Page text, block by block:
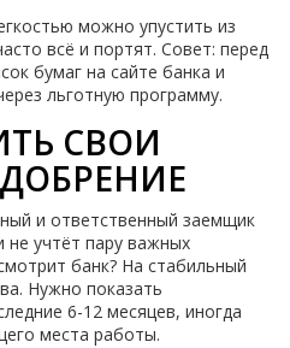
можно упустить из
всё и портят. Совет: перед
бумаг на сайте банка и
льготную программу.
СВОИ
и ответственный заемщик
не учтёт пару важных
банк? На стабильный
Нужно показать
6-12 месяцев, иногда
места работы.